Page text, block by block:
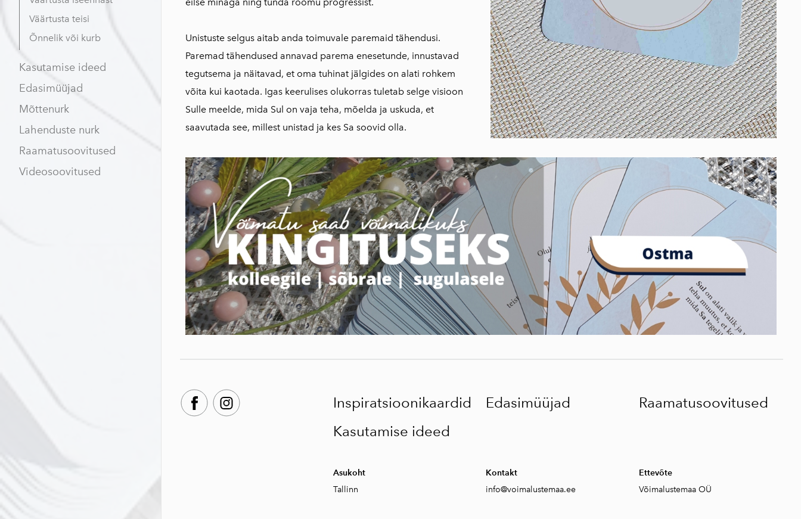
Väärtusta teisi
Õnnelik või kurb
Kasutamise ideed
Edasimüüjad
Mõttenurk
Lahenduste nurk
Raamatusoovitused
Videosoovitused
Unistuste selgus aitab anda toimuvale paremaid tähendusi.
Paremad tähendused annavad parema enesetunde, innustavad
tegutsema ja näitavad, et oma tuhinat jälgides on alati rohkem
võita kui kaotada. Igas keerulises olukorras tuletab selge visioon
Sulle meelde, mida Sul on vaja teha, mõelda ja uskuda, et
saavutada see, millest unistad ja kes Sa soovid olla.
Inspiratsioonikaardid
Kasutamise ideed
Edasimüüjad Raamatusoovitused
Asukoht
Tallinn
Kontakt
info@voimalustemaa.ee
Ettevõte
Võimalustemaa OÜ